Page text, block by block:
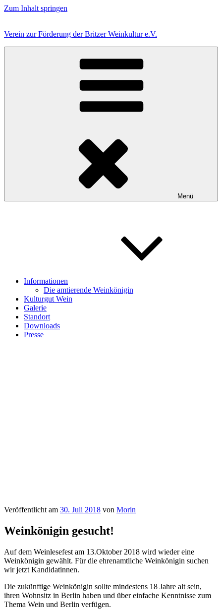
Zum Inhalt springen
Verein zur Förderung der Britzer Weinkultur e.V.
Menü
Informationen
Die amtierende Weinkönigin
Kulturgut Wein
Galerie
Standort
Downloads
Presse
Veröffentlicht am 30. Juli 2018 von Morin
Weinkönigin gesucht!
Auf dem Weinlesefest am 13.Oktober 2018 wird wieder eine
Weinkönigin gewählt. Für die ehrenamtliche Weinkönigin suchen
wir jetzt Kandidatinnen.
Die zukünftige Weinkönigin sollte mindestens 18 Jahre alt sein,
ihren Wohnsitz in Berlin haben und über einfache Kenntnisse zum
Thema Wein und Berlin verfügen.